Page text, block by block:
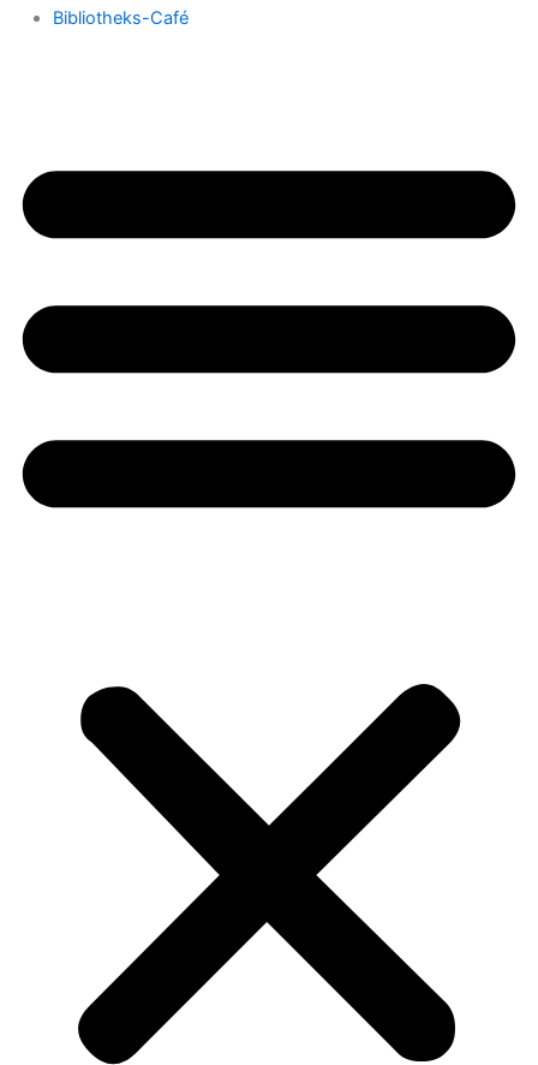
Bibliotheks-Café